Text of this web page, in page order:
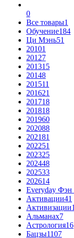
0
Все товары1
Обучение184
Ци Мэнь51
20101
20127
201315
20148
201511
201621
201718
201818
201960
202088
202181
202251
202325
202448
202533
202614
Everyday
Активации41
Активизации
Альманах7
Астрология16
Бацзы1107